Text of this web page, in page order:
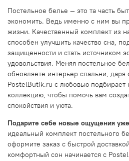
Постельное белье — это та часть
экономить. Ведь именно с ним вы
жизни. Качественный комплект из
способен улучшить качество сна,
защищенности и стать источником
удовольствия. Меняя постельное
обновляете интерьер спальни,
PostelButik.ru с любовью подбирает
коллекцию, чтобы помочь вам
спокойствия и уюта.
Подарите себе новые ощущения
идеальный комплект постельного
оформите заказ с быстрой
комфортный сон начинается с